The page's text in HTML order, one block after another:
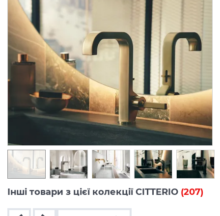
Інші товари з цієї колекції CITTERIO (207)